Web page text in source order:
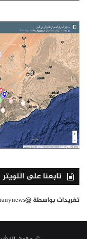
تابعنا على التويتر
تغريدات بواسطة @amranynews